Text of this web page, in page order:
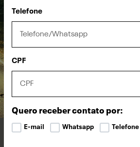
Telefone
CPF
Quero receber contato por:
E-mail Whatsapp Telefone